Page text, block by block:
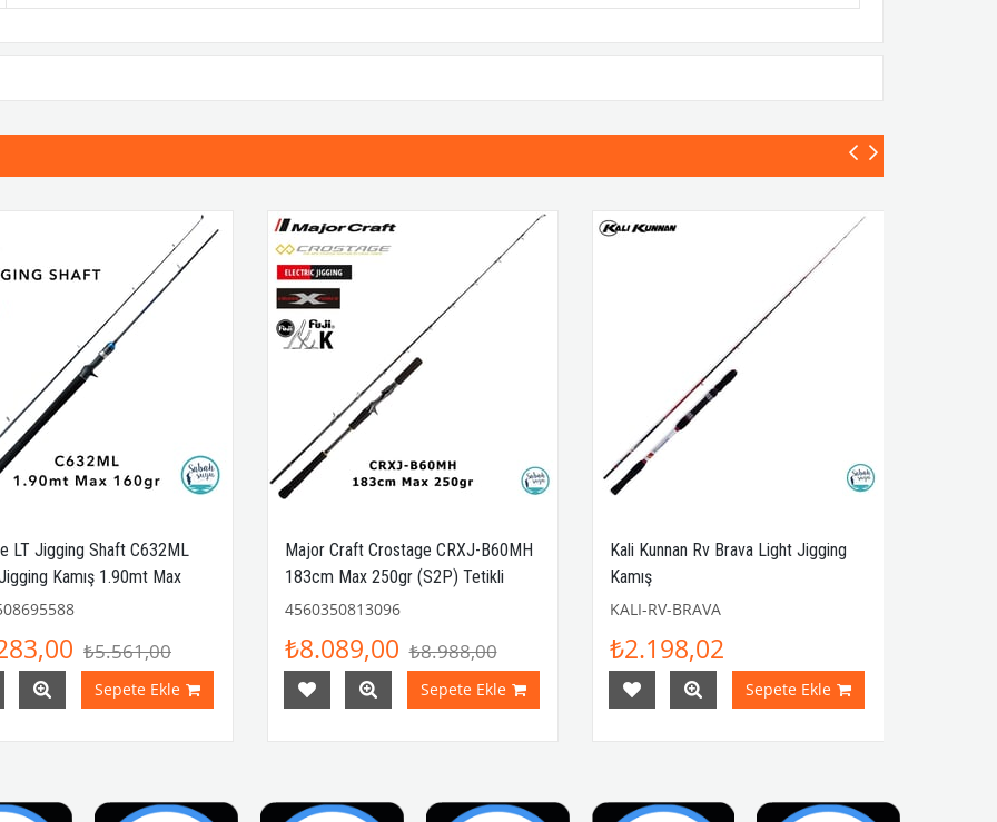
LT Jigging Shaft C632ML
Kamış 1.90mt Max
₺5.561,00
Sepete Ekle
Major Craft Crostage CRXJ-B60MH
183cm Max 250gr (S2P) Tetikli
Jigging Kamış
4560350813096
₺8.089,00 ₺8.988,00
Sepete Ekle
Kali Kunnan Rv Brava Light Jigging
Kamış
KALI-RV-BRAVA
₺2.198,02
Sepete Ekle